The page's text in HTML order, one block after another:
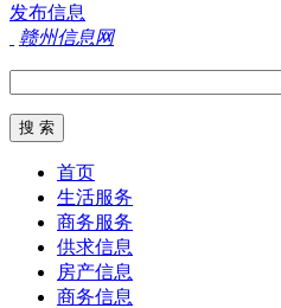
发布信息
赣州信息网
首页
生活服务
商务服务
供求信息
房产信息
商务信息